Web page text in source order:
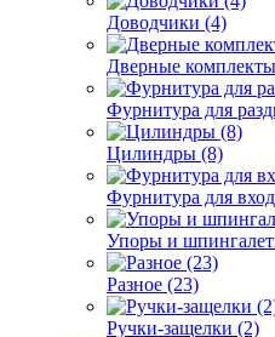
Доводчики (4)
Дверные
Фурнитура для
Цилиндры (8)
Фурнитура для
Упоры и
Разное (23)
Ручки-защелки (2)